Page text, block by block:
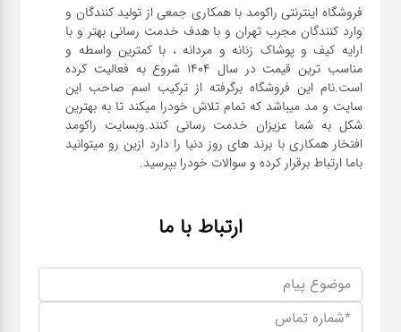
فروشگاه اینترنتی راکومد با همکاری جمعی از تولید کنندگان و
وارد کنندگان مجرب تهران و با هدف خدمت رسانی بهتر و با
ارایه کیف و پوشاک زنانه و مردانه ، با کمترین واسطه و
مناسب ترین قیمت در سال 1404 شروع به فعالیت کرده
است.نام این فروشگاه برگرفته از ترکیب اسم صاحب این
سایت و مد میباشد که تمام تلاش خودرا میکند تا به بهترین
شکل به شما عزیزان خدمت رسانی کنند.وبسایت راکومد
افتخار همکاری با برند های روز دنیا را دارد ازین رو میتوانید
باما ارتباط برقرار کرده و سوالات خودرا بپرسید.
ارتباط با ما